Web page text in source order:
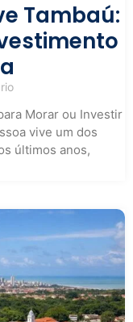
Tambaú:
Morar ou Investir
vive um dos
últimos anos,